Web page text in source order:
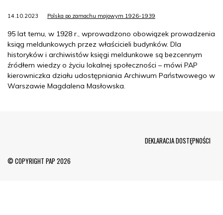
14.10.2023 Polska po zamachu majowym 1926-1939
95 lat temu, w 1928 r., wprowadzono obowiązek prowadzenia
ksiąg meldunkowych przez właścicieli budynków. Dla
historyków i archiwistów księgi meldunkowe są bezcennym
źródłem wiedzy o życiu lokalnej społeczności – mówi PAP
kierowniczka działu udostępniania Archiwum Państwowego w
Warszawie Magdalena Masłowska.
© COPYRIGHT PAP 2026
DEKLARACJA DOSTĘPNOŚCI